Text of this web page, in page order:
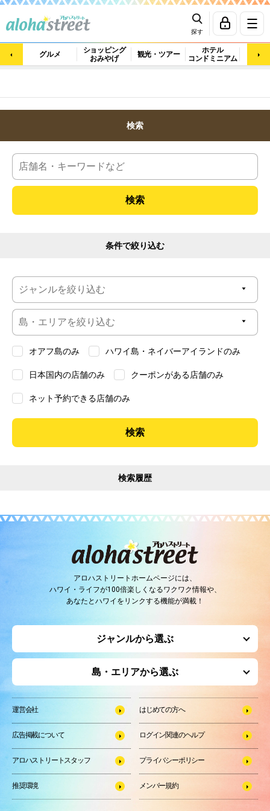
探す
グルメ
ショッピング
おみやげ
観光・ツアー
ホテル
コンドミニアム
マッ
検索
条件で絞り込む
オアフ島のみ ハワイ島・ネイバーアイランドのみ
日本国内の店舗のみ クーポンがある店舗のみ
ネット予約できる店舗のみ
検索履歴
アロハストリートホームページには、
ハワイ・ライフが100倍楽しくなるワクワク情報や、
あなたとハワイをリンクする機能が満載！
ジャンルから選ぶ
島・エリアから選ぶ
運営会社 はじめての方へ
広告掲載について ログイン関連のヘルプ
アロハストリートスタッフ プライバシーポリシー
推奨環境 メンバー規約